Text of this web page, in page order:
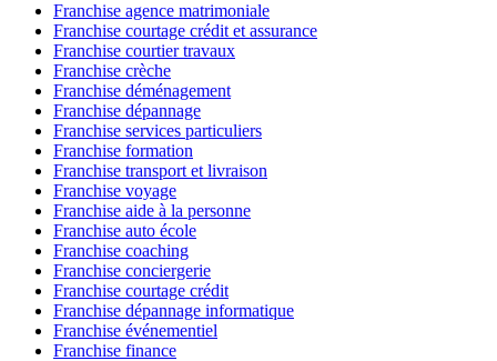
Franchise agence matrimoniale
Franchise courtage crédit et assurance
Franchise courtier travaux
Franchise crèche
Franchise déménagement
Franchise dépannage
Franchise services particuliers
Franchise formation
Franchise transport et livraison
Franchise voyage
Franchise aide à la personne
Franchise auto école
Franchise coaching
Franchise conciergerie
Franchise courtage crédit
Franchise dépannage informatique
Franchise événementiel
Franchise finance